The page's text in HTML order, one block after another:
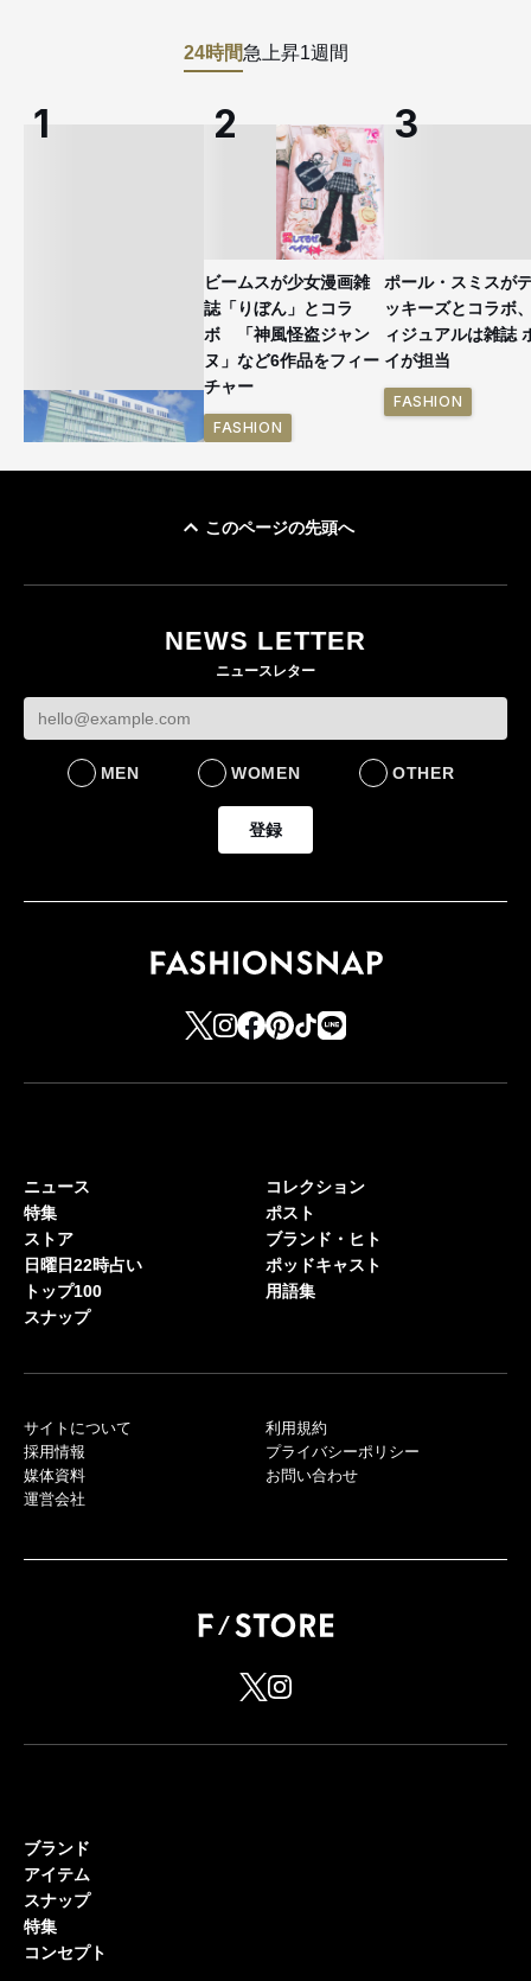
24時間急上昇1週間
ビームスが少女漫画雑
誌「りぼん」とコラ
ボ 「神風怪盗ジャン
ヌ」など6作品をフィー
チャー
FASHION
ポール・スミスが
ッキーズとコラボ
ィジュアルは雑誌
イが担当
FASHION
このページの先頭へ
NEWS LETTER
ニュースレター
MEN WOMEN OTHER
登録
ニュース
特集
ストア
日曜日22時占い
トップ100
スナップ
コレクション
ポスト
ブランド・ヒト
ポッドキャスト
用語集
サイトについて
採用情報
媒体資料
運営会社
利用規約
プライバシーポリシー
お問い合わせ
ブランド
アイテム
スナップ
特集
コンセプト